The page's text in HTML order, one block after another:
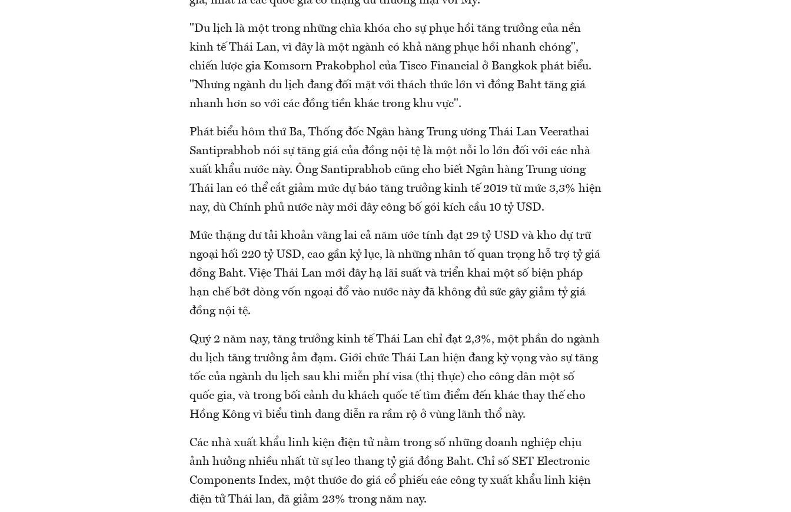
"Du lịch là một trong những chìa khóa cho sự phục hồi tăng trưởng của nền
kinh tế Thái Lan, vì đây là một ngành có khả năng phục hồi nhanh chóng",
chiến lược gia Komsorn Prakobphol của Tisco Financial ở Bangkok phát biểu.
"Nhưng ngành du lịch đang đối mặt với thách thức lớn vì đồng Baht tăng giá
nhanh hơn so với các đồng tiền khác trong khu vực".
Phát biểu hôm thứ Ba, Thống đốc Ngân hàng Trung ương Thái Lan Veerathai
Santiprabhob nói sự tăng giá của đồng nội tệ là một nỗi lo lớn đối với các nhà
xuất khẩu nước này. Ông Santiprabhob cũng cho biết Ngân hàng Trung ương
Thái lan có thể cắt giảm mức dự báo tăng trưởng kinh tế 2019 từ mức 3,3% hiện
nay, dù Chính phủ nước này mới đây công bố gói kích cầu 10 tỷ USD.
Mức thặng dư tải khoản vãng lai cả năm ước tính đạt 29 tỷ USD và kho dự trữ
ngoại hối 220 tỷ USD, cao gần kỷ lục, là những nhân tố quan trọng hỗ trợ tỷ giá
đồng Baht. Việc Thái Lan mới đây hạ lãi suất và triển khai một số biện pháp
hạn chế bớt dòng vốn ngoại đổ vào nước này đã không đủ sức gây giảm tỷ giá
đồng nội tệ.
Quý 2 năm nay, tăng trưởng kinh tế Thái Lan chỉ đạt 2,3%, một phần do ngành
du lịch tăng trưởng ảm đạm. Giới chức Thái Lan hiện đang kỳ vọng vào sự tăng
tốc của ngành du lịch sau khi miễn phí visa (thị thực) cho công dân một số
quốc gia, và trong bối cảnh du khách quốc tế tìm điểm đến khác thay thế cho
Hồng Kông vì biểu tình đang diễn ra rầm rộ ở vùng lãnh thổ này.
Các nhà xuất khẩu linh kiện điện tử nằm trong số những doanh nghiệp chịu
ảnh hưởng nhiều nhất từ sự leo thang tỷ giá đồng Baht. Chỉ số SET Electronic
Components Index, một thước đo giá cổ phiếu các công ty xuất khẩu linh kiện
điện tử Thái lan, đã giảm 23% trong năm nay.